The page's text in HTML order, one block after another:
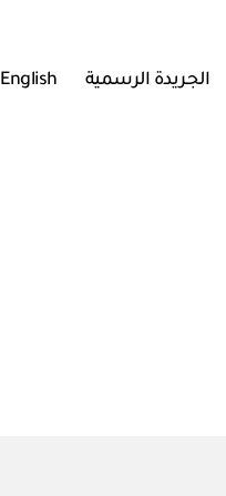
الجريدة الرسمية English